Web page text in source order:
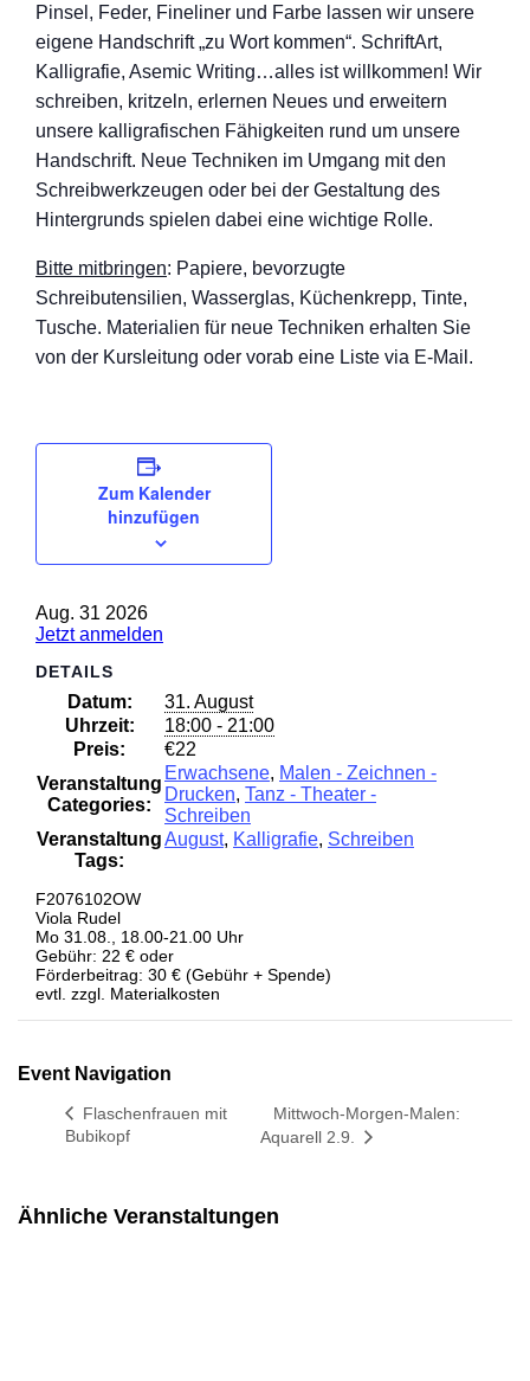
Pinsel, Feder, Fineliner und Farbe lassen wir unsere
eigene Handschrift „zu Wort kommen“. SchriftArt,
Kalligrafie, Asemic Writing…alles ist willkommen! Wir
schreiben, kritzeln, erlernen Neues und erweitern
unsere kalligrafischen Fähigkeiten rund um unsere
Handschrift. Neue Techniken im Umgang mit den
Schreibwerkzeugen oder bei der Gestaltung des
Hintergrunds spielen dabei eine wichtige Rolle.
Bitte mitbringen: Papiere, bevorzugte
Schreibutensilien, Wasserglas, Küchenkrepp, Tinte,
Tusche. Materialien für neue Techniken erhalten Sie
von der Kursleitung oder vorab eine Liste via E-Mail.
Zum Kalender
hinzufügen
Aug. 31 2026
Jetzt anmelden
DETAILS
Datum:
31. August
Uhrzeit:
18:00 - 21:00
Preis:
€22
Veranstaltung
Categories:
Erwachsene, Malen - Zeichnen -
Drucken, Tanz - Theater -
Schreiben
Veranstaltung
Tags:
August, Kalligrafie, Schreiben
F2076102OW
Viola Rudel
Mo 31.08., 18.00-21.00 Uhr
Gebühr: 22 € oder
Förderbeitrag: 30 € (Gebühr + Spende)
evtl. zzgl. Materialkosten
Event Navigation
Flaschenfrauen mit
Bubikopf
Mittwoch-Morgen-Malen:
Aquarell 2.9.
Ähnliche Veranstaltungen